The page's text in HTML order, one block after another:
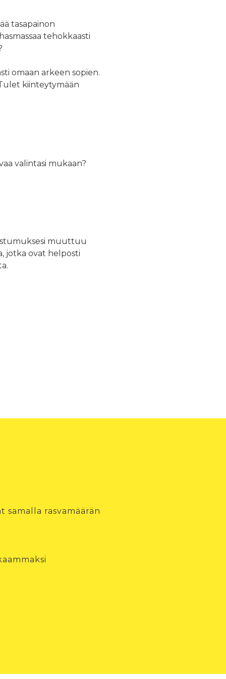
tasapainon
tehokkaasti
omaan arkeen sopien.
kiinteytymään
valintasi mukaan?
muuttuu
jotka ovat helposti
samalla rasvamäärän